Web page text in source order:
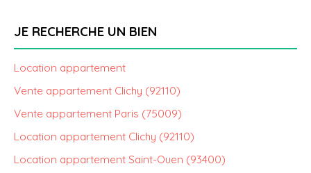
JE RECHERCHE UN BIEN
Location appartement
Vente appartement Clichy (92110)
Vente appartement Paris (75009)
Location appartement Clichy (92110)
Location appartement Saint-Ouen (93400)